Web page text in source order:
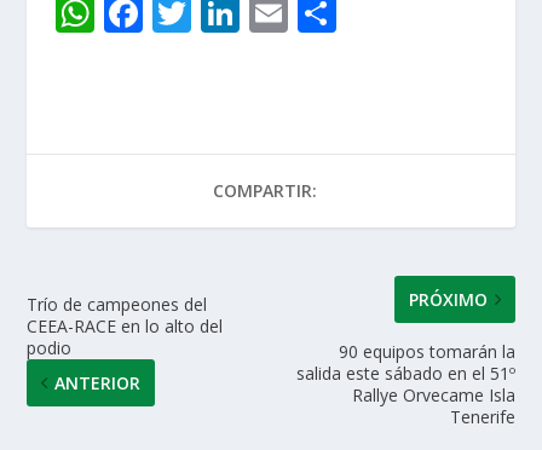
W
A
p
F
o
k
T Li
dI
n
E
ar
r
COMPARTIR:
Trío de campeones del
CEEA-RACE en lo alto del
podio
ANTERIOR
PRÓXIMO
90 equipos tomarán la
salida este sábado en el 51º
Rallye Orvecame Isla
Tenerife